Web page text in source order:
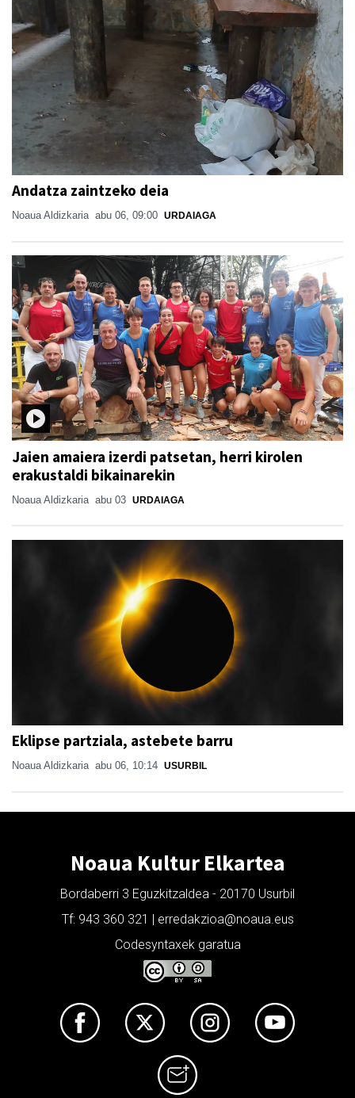
Andatza zaintzeko deia
Noaua Aldizkaria abu 06, 09:00 URDAIAGA
Jaien amaiera izerdi patsetan, herri kirolen
erakustaldi bikainarekin
Noaua Aldizkaria abu 03 URDAIAGA
Eklipse partziala, astebete barru
Noaua Aldizkaria abu 06, 10:14 USURBIL
Noaua Kultur Elkartea
Bordaberri 3 Eguzkitzaldea - 20170 Usurbil
Tf: 943 360 321 | erredakzioa@noaua.eus
Codesyntaxek garatua